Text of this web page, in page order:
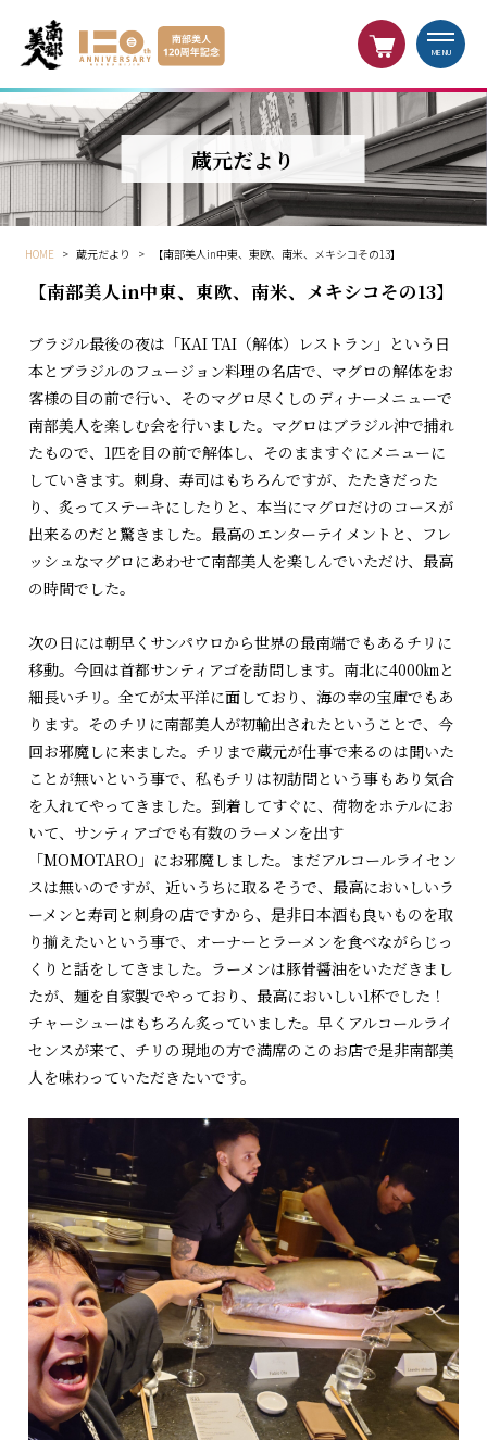
MENU
蔵元だより
HOME > 蔵元だより > 【南部美人in中東、東欧、南米、メキシコその13】
【南部美人in中東、東欧、南米、メキシコその13】
ブラジル最後の夜は「KAI TAI（解体）レストラン」という日
本とブラジルのフュージョン料理の名店で、マグロの解体をお
客様の目の前で行い、そのマグロ尽くしのディナーメニューで
南部美人を楽しむ会を行いました。マグロはブラジル沖で捕れ
たもので、1匹を目の前で解体し、そのまますぐにメニューに
していきます。刺身、寿司はもちろんですが、たたきだった
り、炙ってステーキにしたりと、本当にマグロだけのコースが
出来るのだと驚きました。最高のエンターテイメントと、フレ
ッシュなマグロにあわせて南部美人を楽しんでいただけ、最高
の時間でした。
次の日には朝早くサンパウロから世界の最南端でもあるチリに
移動。今回は首都サンティアゴを訪問します。南北に4000㎞と
細長いチリ。全てが太平洋に面しており、海の幸の宝庫でもあ
ります。そのチリに南部美人が初輸出されたということで、今
回お邪魔しに来ました。チリまで蔵元が仕事で来るのは聞いた
ことが無いという事で、私もチリは初訪問という事もあり気合
を入れてやってきました。到着してすぐに、荷物をホテルにお
いて、サンティアゴでも有数のラーメンを出す
「MOMOTARO」にお邪魔しました。まだアルコールライセン
スは無いのですが、近いうちに取るそうで、最高においしいラ
ーメンと寿司と刺身の店ですから、是非日本酒も良いものを取
り揃えたいという事で、オーナーとラーメンを食べながらじっ
くりと話をしてきました。ラーメンは豚骨醤油をいただきまし
たが、麺を自家製でやっており、最高においしい1杯でした！
チャーシューはもちろん炙っていました。早くアルコールライ
センスが来て、チリの現地の方で満席のこのお店で是非南部美
人を味わっていただきたいです。